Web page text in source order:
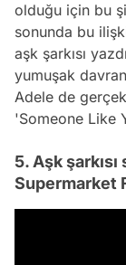
olduğu için bu
sonunda bu
aşk şarkısı
yumuşak
Adele de
'Someone Like
5. Aşk
Supermarket